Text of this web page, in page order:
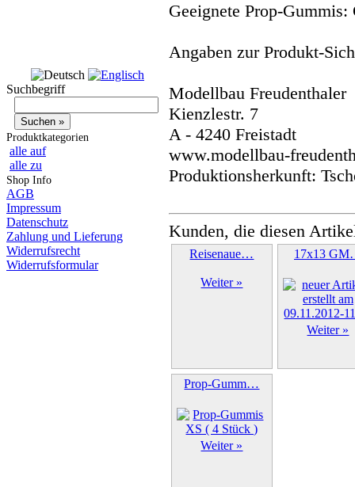
Suchbegriff
Produktkategorien
alle auf
alle zu
Shop Info
AGB
Impressum
Datenschutz
Zahlung und Lieferung
Widerrufsrecht
Widerrufsformular
Geeignete Prop-Gummis:
Angaben zur Produkt-
Modellbau Freudenthaler
Kienzlestr. 7
A - 4240 Freistadt
www.modellbau-
Produktionsherkunft:
Kunden, die diesen
Reisenaue…
Weiter »
17x13
Weiter »
Prop-Gumm…
Weiter »